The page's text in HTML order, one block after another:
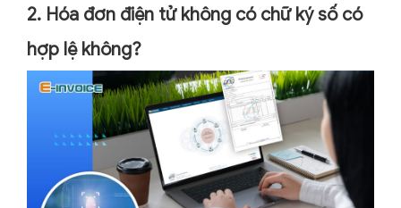
2. Hóa đơn điện tử không có chữ ký số có
hợp lệ không?